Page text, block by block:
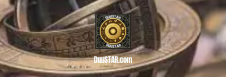
DuuSTAR.com